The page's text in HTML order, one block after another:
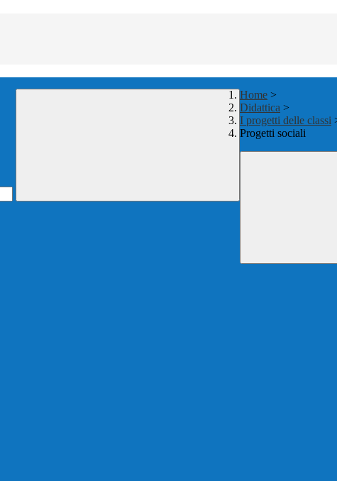
Home >
Didattica >
I progetti delle classi
Progetti sociali